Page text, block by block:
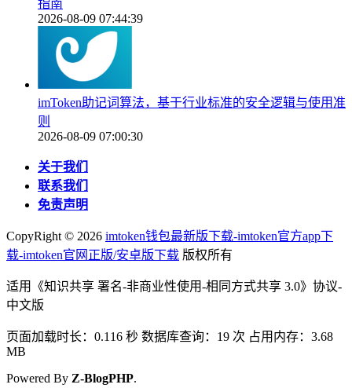
指南
2026-08-09 07:44:39
imToken助记词算法，基于行业标准的安全逻辑与使用准
则
2026-08-09 07:00:30
关于我们
联系我们
免责声明
CopyRight © 2026 imtoken钱包最新版下载-imtoken官方app下
载-imtoken官网正版/安卓版下载 版权所有
适用《知识共享 署名-非商业性使用-相同方式共享 3.0》协议-
中文版
页面加载时长：0.116 秒 数据库查询：19 次 占用内存：3.68
MB
Powered By Z-BlogPHP.